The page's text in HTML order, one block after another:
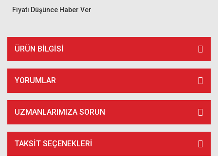
Fiyatı Düşünce Haber Ver
ÜRÜN BILGISI
YORUMLAR
UZMANLARIMIZA SORUN
TAKSIT SEÇENEKLERI